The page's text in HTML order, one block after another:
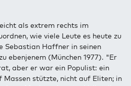
als extrem rechts im
wie viele Leute es heute zu
Sebastian Haffner in seinen
ebenjenem (München 1977). "Er
aber er war ein Populist: ein
Massen stützte, nicht auf Eliten; in